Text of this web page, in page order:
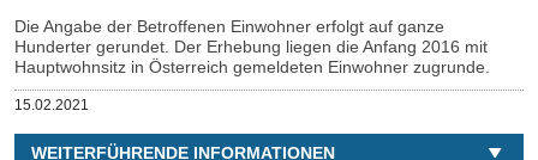
Die Angabe der Betroffenen Einwohner erfolgt auf ganze
Hunderter gerundet. Der Erhebung liegen die Anfang 2016 mit
Hauptwohnsitz in Österreich gemeldeten Einwohner zugrunde.
Veröffentlicht
15.02.2021
WEITERFÜHRENDE INFORMATIONEN